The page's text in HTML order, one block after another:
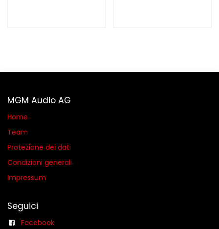
MGM Audio AG
Home
Team
Protezione dei dati
Condizioni generali​
Impressum
Seguici
Facebook